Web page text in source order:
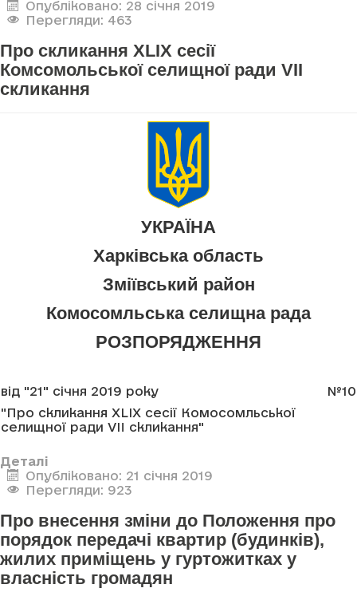
Опубліковано: 28 січня 2019
Перегляди: 463
Про скликання XLIX сесії
Комсомольської селищної ради VII
скликання
УКРАЇНА
Харківська область
Зміївський район
Комосомльська селищна рада
РОЗПОРЯДЖЕННЯ
від "21" січня 2019 року
"Про скликання XLIX сесії Комосомльської
селищної ради VII скликання"
№10
Деталі
Опубліковано: 21 січня 2019
Перегляди: 923
Про внесення зміни до Положення про
порядок передачі квартир (будинків),
жилих приміщень у гуртожитках у
власність громадян